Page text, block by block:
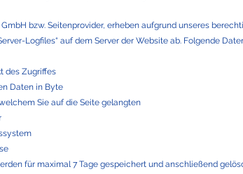
bzw. Seitenprovider, erheben aufgrund unseres
Logfiles“ auf dem Server der Website ab. Folgende
des Zugriffes
Daten in Byte
Sie auf die Seite gelangten
für maximal 7 Tage gespeichert und anschließend